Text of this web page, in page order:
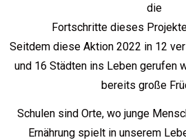
die
Fortschritte dieses
Seitdem diese Aktion 2022 in 12
und 16 Städten ins Leben gerufen
bereits große
Schulen sind Orte, wo junge
Ernährung spielt in unserem